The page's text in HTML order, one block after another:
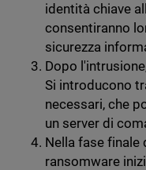
identità chiave
consentiranno
sicurezza
Dopo
Si introducono
necessari, che
un server di
Nella fase finale
ransomware